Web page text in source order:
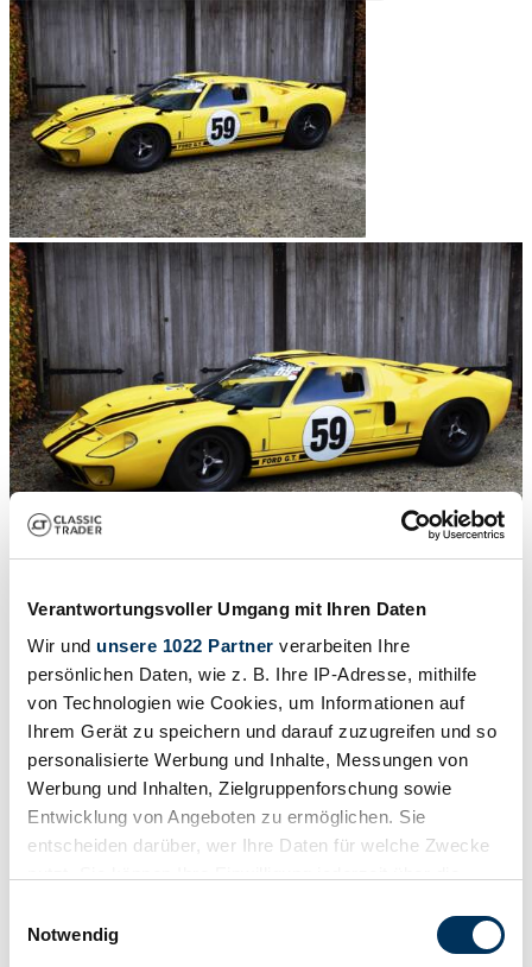
Verantwortungsvoller Umgang mit Ihren Daten
Wir und unsere 1022 Partner verarbeiten Ihre
persönlichen Daten, wie z. B. Ihre IP-Adresse, mithilfe
von Technologien wie Cookies, um Informationen auf
Ihrem Gerät zu speichern und darauf zuzugreifen und so
personalisierte Werbung und Inhalte, Messungen von
Werbung und Inhalten, Zielgruppenforschung sowie
Entwicklung von Angeboten zu ermöglichen. Sie
entscheiden darüber, wer Ihre Daten für welche Zwecke
Trigger Symbol ändern oder widerrufen
Notwendig
/31
1965 | Ford GT40
FIA HTP valid until 31.12.2033. Ready to race.
Price on request